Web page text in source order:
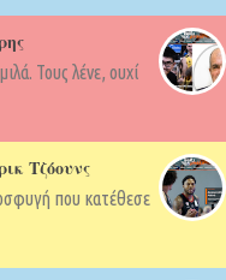
Τους λένε, ουχί
Τζόουνς
που κατέθεσε